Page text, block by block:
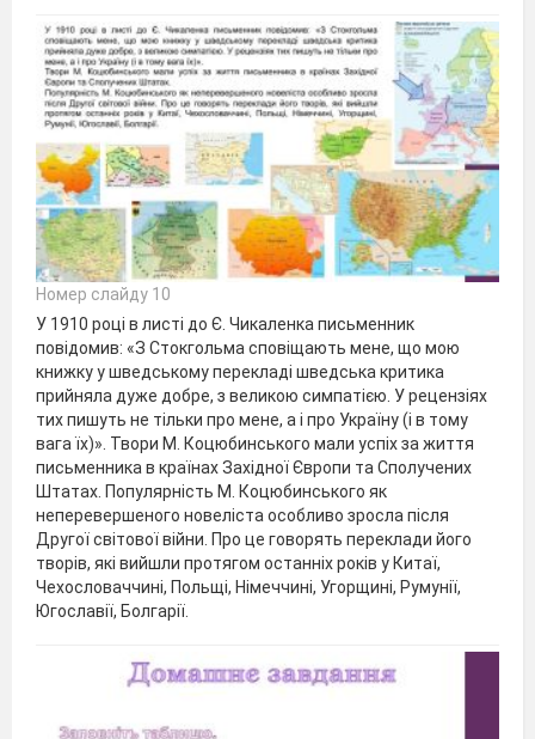
Номер слайду 10
У 1910 році в листі до Є. Чикаленка письменник
повідомив: «З Стокгольма сповіщають мене, що мою
книжку у шведському перекладі шведська критика
прийняла дуже добре, з великою симпатією. У рецензіях
тих пишуть не тільки про мене, а і про Україну (і в тому
вага їх)». Твори М. Коцюбинського мали успіх за життя
письменника в країнах Західної Європи та Сполучених
Штатах. Популярність М. Коцюбинського як
неперевершеного новеліста особливо зросла після
Другої світової війни. Про це говорять переклади його
творів, які вийшли протягом останніх років у Китаї,
Чехословаччині, Польщі, Німеччині, Угорщині, Румунії,
Югославії, Болгарії.